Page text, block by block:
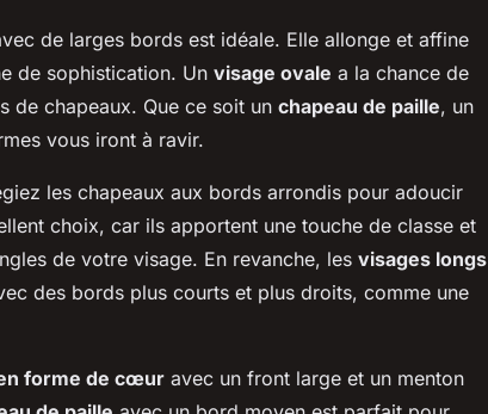
de larges bords est idéale. Elle allonge et affine
de sophistication. Un visage ovale a la chance de
de chapeaux. Que ce soit un chapeau de paille, un
vous iront à ravir.
les chapeaux aux bords arrondis pour adoucir
choix, car ils apportent une touche de classe et
de votre visage. En revanche, les visages longs
des bords plus courts et plus droits, comme une
forme de cœur avec un front large et un menton